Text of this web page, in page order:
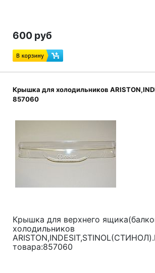
600 руб
Крышка для холодильников
857060
Крышка для верхнего
холодильников
товара:857060